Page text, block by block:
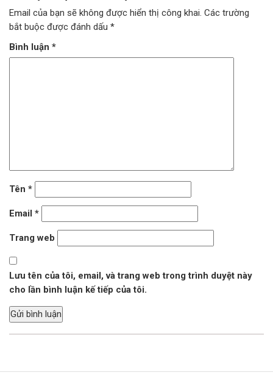
Email của bạn sẽ không được hiển thị công khai. Các trường
bắt buộc được đánh dấu *
Bình luận *
Tên *
Email *
Trang web
Lưu tên của tôi, email, và trang web trong trình duyệt này
cho lần bình luận kế tiếp của tôi.